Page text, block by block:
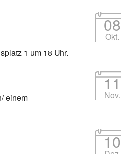
1 um 18 Uhr.
einem
08
Okt.
11
Nov.
10